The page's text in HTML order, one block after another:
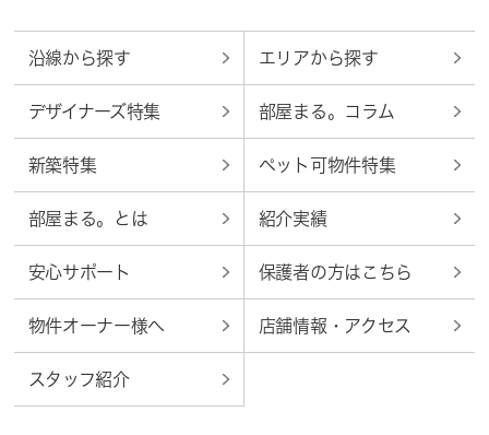
沿線から探す エリアから探す
デザイナーズ特集 部屋まる。コラム
新築特集 ペット可物件特集
部屋まる。とは 紹介実績
安心サポート 保護者の方はこちら
物件オーナー様へ 店舗情報・アクセス
スタッフ紹介